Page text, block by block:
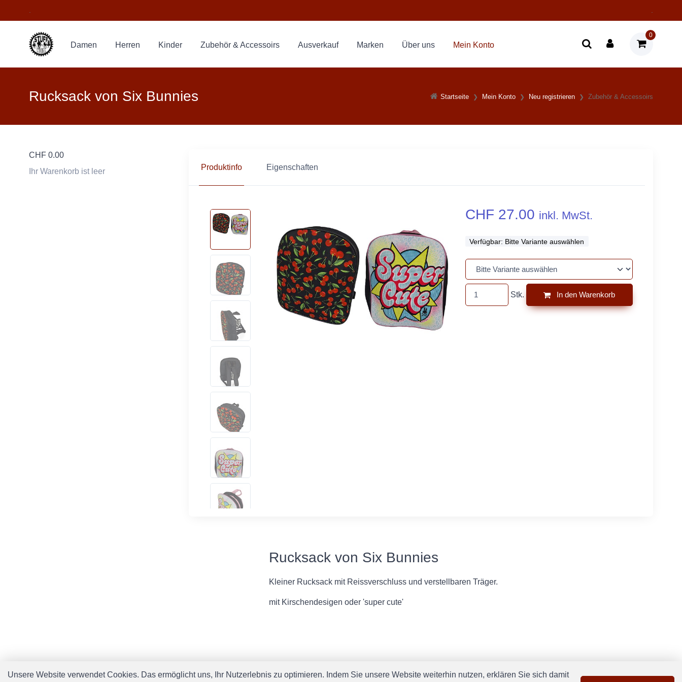
0
Damen Herren Kinder Zubehör & Accessoirs Ausverkauf Marken Über uns Mein Konto
Startseite Mein Konto Neu registrieren Zubehör & Accessoirs
Rucksack von Six Bunnies
CHF 0.00
Ihr Warenkorb ist leer
Produktinfo Eigenschaften
CHF 27.00 inkl. MwSt.
Verfügbar: Bitte Variante auswählen
Stk. In den Warenkorb
Rucksack von Six Bunnies
Kleiner Rucksack mit Reissverschluss und verstellbaren Träger.
mit Kirschendesigen oder 'super cute'
Unsere Website verwendet Cookies. Das ermöglicht uns, Ihr Nutzerlebnis zu optimieren. Indem Sie unsere Website weiterhin nutzen, erklären Sie sich damit